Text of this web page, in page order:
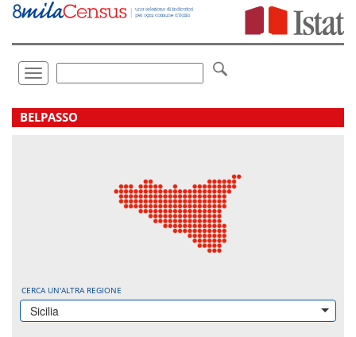
Vai
direttamente
Toggle
navigation
.
BELPASSO
CERCA UN'ALTRA REGIONE
Sicilia